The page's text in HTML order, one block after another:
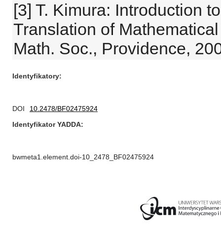
[3] T. Kimura: Introduction
Translation of
Math. Soc., Providence,
Identyfikatory
DOI
10.2478/BF02475924
Identyfikator YADDA
bwmeta1.element.doi-10_2478_BF02475924